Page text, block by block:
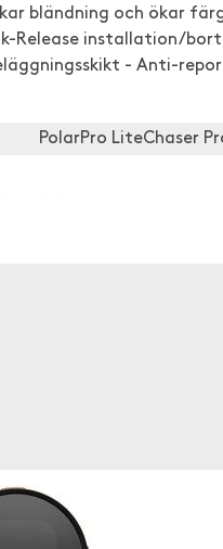
bländning och ökar
Release installation/
- Anti-
PolarPro LiteChaser